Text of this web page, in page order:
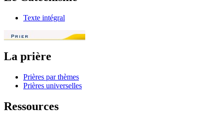
Texte intégral
La prière
Prières par thèmes
Prières universelles
Ressources